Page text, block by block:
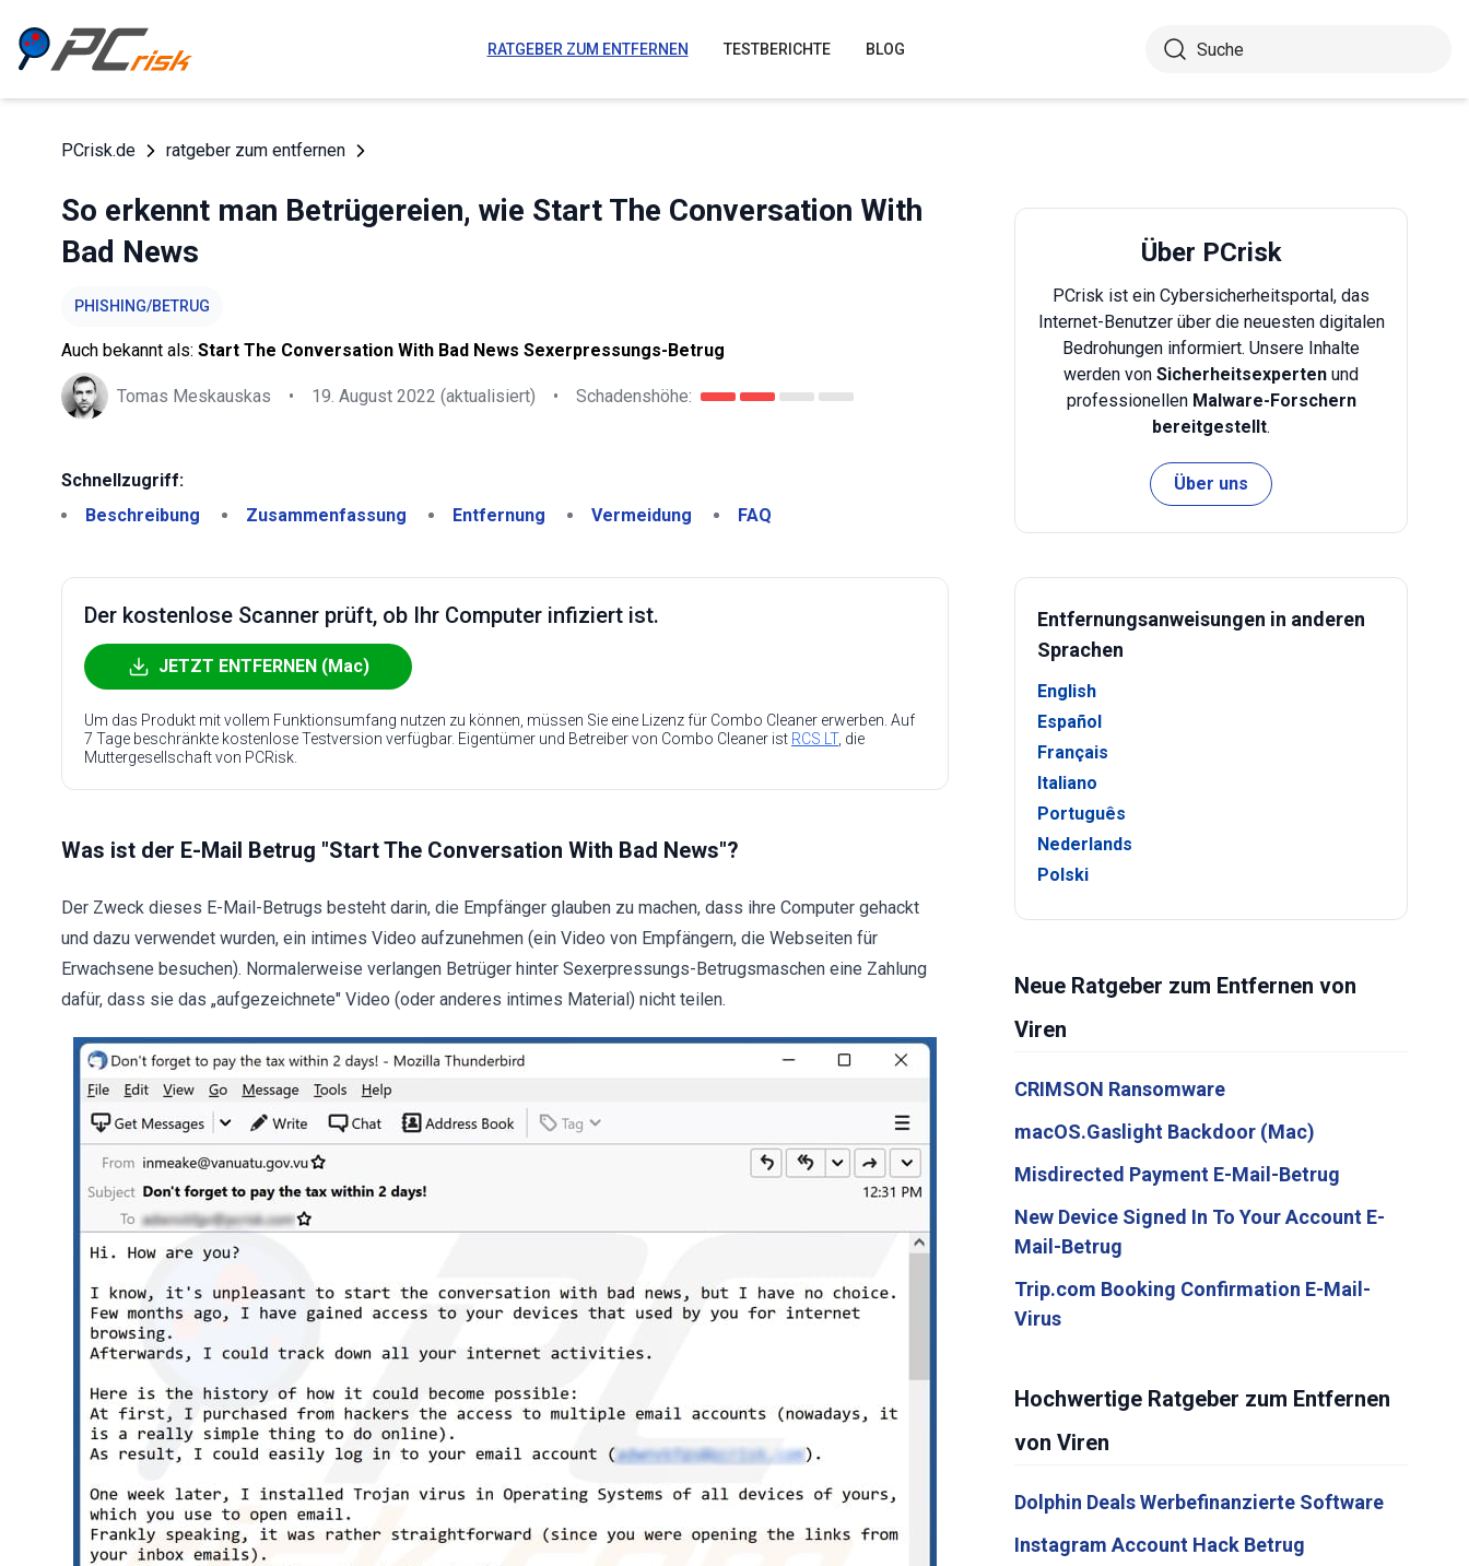
RATGEBER ZUM ENTFERNEN TESTBERICHTE BLOG
PCrisk.de ratgeber zum entfernen
So erkennt man Betrügereien, wie Start The Conversation With
Bad News
PHISHING/BETRUG
Auch bekannt als: Start The Conversation With Bad News Sexerpressungs-Betrug
Tomas Meskauskas • 19. August 2022 (aktualisiert) • Schadenshöhe:
Schnellzugriff:
Beschreibung
Zusammenfassung Entfernung Vermeidung FAQ
Der kostenlose Scanner prüft, ob Ihr Computer infiziert ist.
JETZT ENTFERNEN (Mac)
Um das Produkt mit vollem Funktionsumfang nutzen zu können, müssen Sie eine Lizenz für Combo Cleaner erwerben. Auf
7 Tage beschränkte kostenlose Testversion verfügbar. Eigentümer und Betreiber von Combo Cleaner ist RCS LT, die
Muttergesellschaft von PCRisk.
Was ist der E-Mail Betrug "Start The Conversation With Bad News"?
Der Zweck dieses E-Mail-Betrugs besteht darin, die Empfänger glauben zu machen, dass ihre Computer gehackt
und dazu verwendet wurden, ein intimes Video aufzunehmen (ein Video von Empfängern, die Webseiten für
Erwachsene besuchen). Normalerweise verlangen Betrüger hinter Sexerpressungs-Betrugsmaschen eine Zahlung
dafür, dass sie das „aufgezeichnete" Video (oder anderes intimes Material) nicht teilen.
Über PCrisk
PCrisk ist ein Cybersicherheitsportal, das
Internet-Benutzer über die neuesten digitalen
Bedrohungen informiert. Unsere Inhalte
werden von Sicherheitsexperten und
professionellen Malware-Forschern
bereitgestellt.
Über uns
Entfernungsanweisungen in anderen
Sprachen
English
Español
Français
Italiano
Português
Nederlands
Polski
Neue Ratgeber zum Entfernen von
Viren
CRIMSON Ransomware
macOS.Gaslight Backdoor (Mac)
Misdirected Payment E-Mail-Betrug
New Device Signed In To Your Account E-
Mail-Betrug
Trip.com Booking Confirmation E-Mail-
Virus
Hochwertige Ratgeber zum Entfernen
von Viren
Dolphin Deals Werbefinanzierte Software
Instagram Account Hack Betrug